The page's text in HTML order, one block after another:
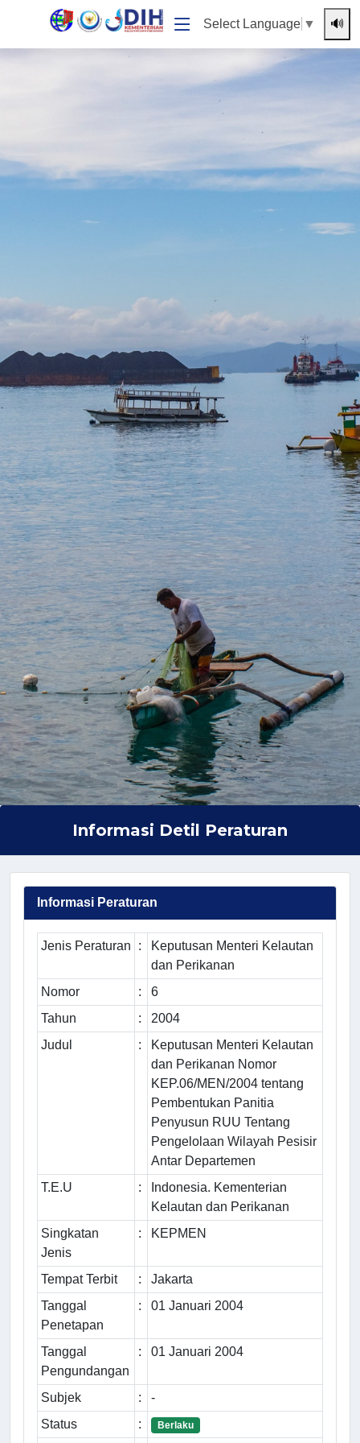
Select Language ▼ 🔊
Informasi Detil Peraturan
Informasi Peraturan
Jenis Peraturan :
Keputusan Menteri Kelautan
dan Perikanan
Nomor
:
6
Tahun
:
2004
Judul
:
Keputusan Menteri Kelautan
dan Perikanan Nomor
KEP.06/MEN/2004 tentang
Pembentukan Panitia
Penyusun RUU Tentang
Pengelolaan Wilayah Pesisir
Antar Departemen
T.E.U
:
Indonesia. Kementerian
Kelautan dan Perikanan
Singkatan
Jenis
: KEPMEN
Tempat Terbit :
Jakarta
Tanggal
Penetapan
: 01 Januari 2004
Tanggal
Pengundangan
: 01 Januari 2004
Subjek :
-
Status
: Berlaku